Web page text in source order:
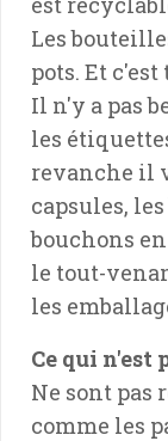
Les
pots. Et c'est
Il n'y a pas
les
revanche il
capsules,
bouchons
le tout-
les
Ce qui n'est
Ne sont pas
comme les